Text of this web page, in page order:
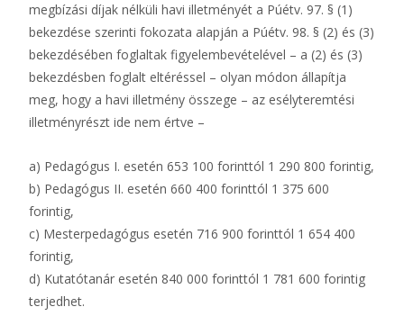
megbízási díjak nélküli havi illetményét a Púétv. 97. § (1)
bekezdése szerinti fokozata alapján a Púétv. 98. § (2) és (3)
bekezdésében foglaltak figyelembevételével – a (2) és (3)
bekezdésben foglalt eltéréssel – olyan módon állapítja
meg, hogy a havi illetmény összege – az esélyteremtési
illetményrészt ide nem értve –
a) Pedagógus I. esetén 653 100 forinttól 1 290 800 forintig,
b) Pedagógus II. esetén 660 400 forinttól 1 375 600
forintig,
c) Mesterpedagógus esetén 716 900 forinttól 1 654 400
forintig,
d) Kutatótanár esetén 840 000 forinttól 1 781 600 forintig
terjedhet.